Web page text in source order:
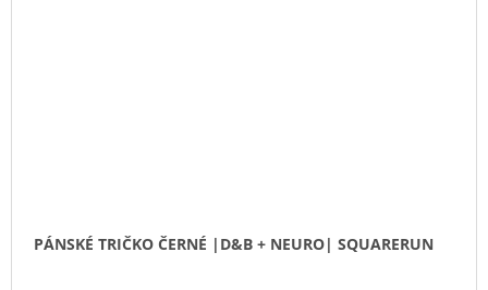
PÁNSKÉ TRIČKO ČERNÉ |D&B + NEURO| SQUARERUN